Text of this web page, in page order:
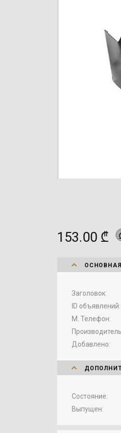
153.00 ₾
Заголовок
ID объявлений
М. Телефон
Производитель
Добавлено
Состояние
Выпущен